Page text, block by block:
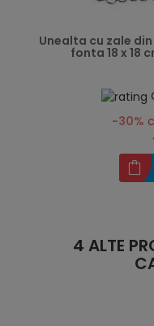
Unealta cu zale
fonta 18 x 18
-30%
4 ALTE